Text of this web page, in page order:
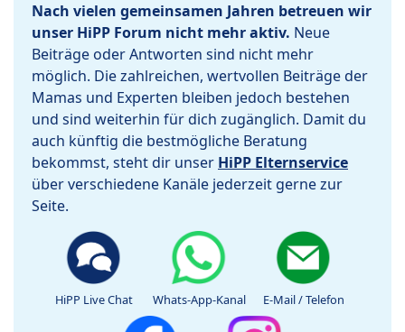
Nach vielen gemeinsamen Jahren betreuen wir
unser HiPP Forum nicht mehr aktiv. Neue
Beiträge oder Antworten sind nicht mehr
möglich. Die zahlreichen, wertvollen Beiträge der
Mamas und Experten bleiben jedoch bestehen
und sind weiterhin für dich zugänglich. Damit du
auch künftig die bestmögliche Beratung
bekommst, steht dir unser HiPP Elternservice
über verschiedene Kanäle jederzeit gerne zur
Seite.
HiPP Live Chat Whats-App-Kanal E-Mail / Telefon